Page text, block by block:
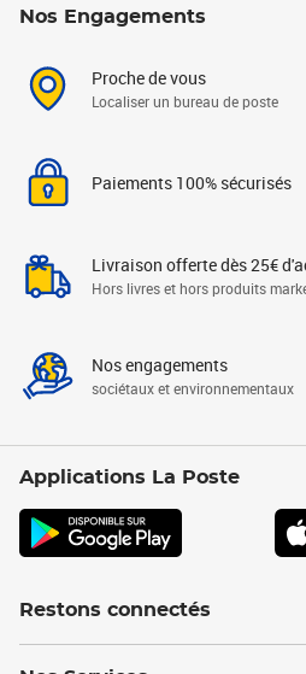
Nos Engagements
Proche de vous
Localiser un bureau de poste
Paiements 100% sécurisés
Livraison offerte dès 25€
Hors livres et hors produits
Nos engagements
sociétaux et environnementaux
Applications La Poste
Restons connectés